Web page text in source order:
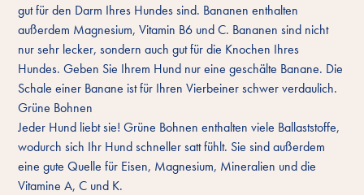
gut für den Darm Ihres Hundes sind. Bananen enthalten
außerdem Magnesium, Vitamin B6 und C. Bananen sind nicht
nur sehr lecker, sondern auch gut für die Knochen Ihres
Hundes. Geben Sie Ihrem Hund nur eine geschälte Banane. Die
Schale einer Banane ist für Ihren Vierbeiner schwer verdaulich.
Grüne Bohnen
Jeder Hund liebt sie! Grüne Bohnen enthalten viele Ballaststoffe,
wodurch sich Ihr Hund schneller satt fühlt. Sie sind außerdem
eine gute Quelle für Eisen, Magnesium, Mineralien und die
Vitamine A, C und K.